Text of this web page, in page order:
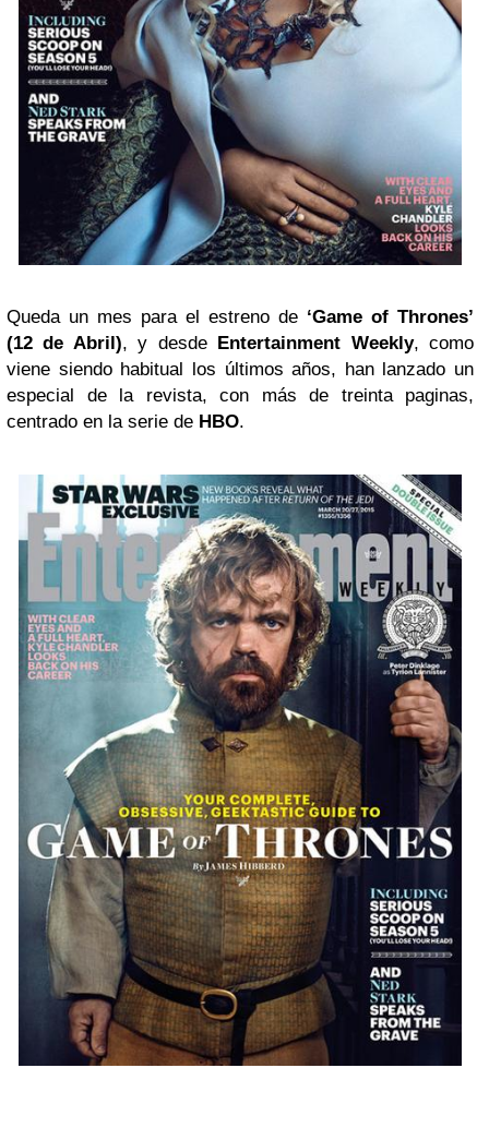
Queda un mes para el estreno de ‘Game of Thrones’
(12 de Abril), y desde Entertainment Weekly, como
viene siendo habitual los últimos años, han lanzado un
especial de la revista, con más de treinta paginas,
centrado en la serie de HBO.